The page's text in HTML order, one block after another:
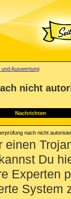
und Auswertung
nicht
Nachrichten
nach nicht
Du
Experten
System